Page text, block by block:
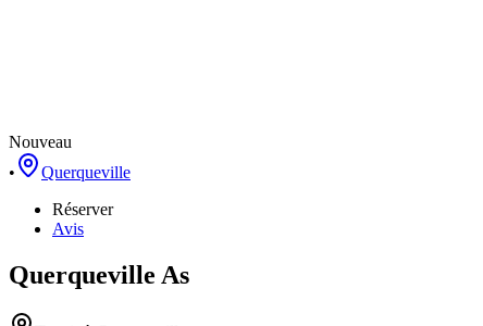
Nouveau
•
Querqueville
Réserver
Avis
Querqueville As